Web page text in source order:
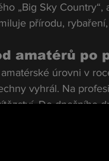
„Big Sky
přírodu,
amatérů po
úrovni v
vyhrál. Na
Do dnešního
debut v
bohatá